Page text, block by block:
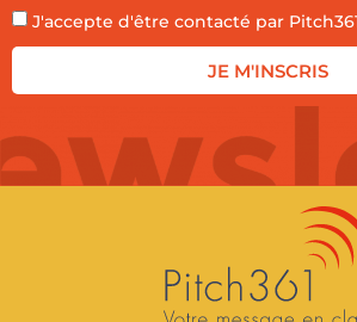
J'accepte d'être contacté par
JE M'INSCRIS